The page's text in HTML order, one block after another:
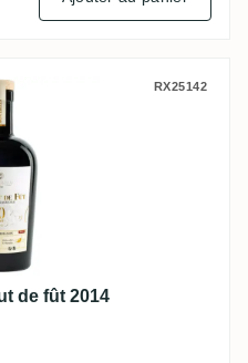
brut de fût 2014
RX25142
de fût 2014